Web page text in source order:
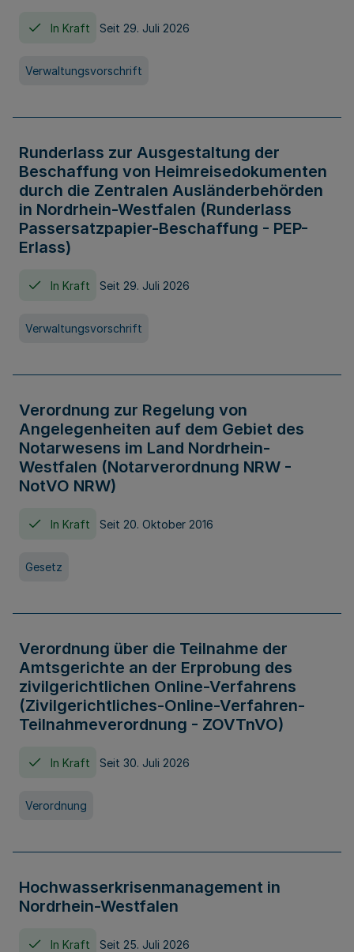
In Kraft Seit 29. Juli 2026
Verwaltungsvorschrift
Runderlass zur Ausgestaltung der
Beschaffung von Heimreisedokumenten
durch die Zentralen Ausländerbehörden
in Nordrhein-Westfalen (Runderlass
Passersatzpapier-Beschaffung - PEP-
Erlass)
In Kraft Seit 29. Juli 2026
Verwaltungsvorschrift
Verordnung zur Regelung von
Angelegenheiten auf dem Gebiet des
Notarwesens im Land Nordrhein-
Westfalen (Notarverordnung NRW -
NotVO NRW)
In Kraft Seit 20. Oktober 2016
Gesetz
Verordnung über die Teilnahme der
Amtsgerichte an der Erprobung des
zivilgerichtlichen Online-Verfahrens
(Zivilgerichtliches-Online-Verfahren-
Teilnahmeverordnung - ZOVTnVO)
In Kraft Seit 30. Juli 2026
Verordnung
Hochwasserkrisenmanagement in
Nordrhein-Westfalen
In Kraft Seit 25. Juli 2026